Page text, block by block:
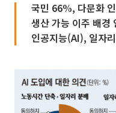
국민 66%, 다문화
생산 가능 이주 배
인공지능(AI), 일자